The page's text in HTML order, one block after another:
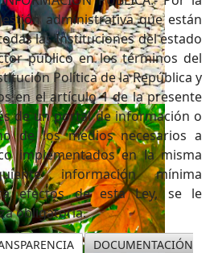
administrativa que están
las Instituciones del estado
público en los términos del
Política de la República y
en el artículo 1 de la presente
de un portal de información o
de los medios necesarios a
implementados en la misma
información mínima
efectos de esta Ley, se le
obligatoria.
DOCUMENTACIÓN